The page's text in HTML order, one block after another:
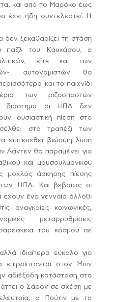
και από το Μαρόκο έως
έχει ήδη συντελεστεί. Η
δεν ξεκαθαρίζει τη στάση
παζλ του Καυκάσου, ο
είτε και των
αυτονομιστών θα
και το παιχνίδι
των ριζοσπαστών
διάστημα οι ΗΠΑ δεν
ουσιαστική πίεση στο
στο τραπέζι των
επιτευχθεί βιώσιμη λύση
Λάντεν θα παραμένει για
και μουσουλμανικού
μοχλός άσκησης πίεσης
των ΗΠΑ. Και βεβαίως οι
έχουν ένα γενναίο άλλοθι
αναγκαίες κοινωνικές,
μεταρρυθμίσεις
του κόσμου σε
ιδιαίτερα εύκολο για
στον Μπιν
αδιέξοδη κατάσταση στο
ο Σάρον σε σχέση με
ο Πούτιν με το